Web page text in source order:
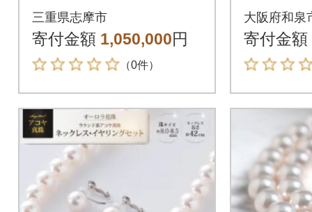
アコヤ本真珠ネック
レス ピアスセット
三重県志摩市
寄付金額 1,050,000円
（0件）
ル3点セ
クリ
大阪府和泉
寄付金額